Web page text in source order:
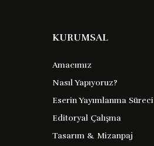
KURUMSAL
Amacımız
Nasıl Yapıyoruz?
Eserin Yayımlanma Süreci
Editoryal Çalışma
Tasarım & Mizanpaj